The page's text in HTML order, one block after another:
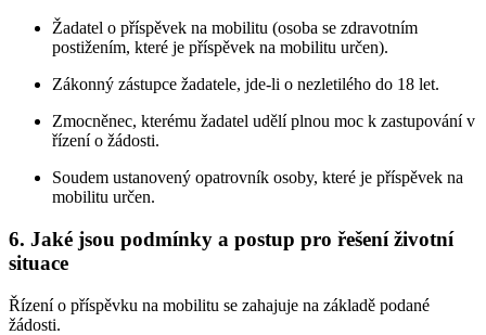
Žadatel o příspěvek na mobilitu (osoba se zdravotním
postižením, které je příspěvek na mobilitu určen).
Zákonný zástupce žadatele, jde-li o nezletilého do 18 let.
Zmocněnec, kterému žadatel udělí plnou moc k zastupování v
řízení o žádosti.
Soudem ustanovený opatrovník osoby, které je příspěvek na
mobilitu určen.
6. Jaké jsou podmínky a postup pro řešení životní
situace
Řízení o příspěvku na mobilitu se zahajuje na základě podané
žádosti.